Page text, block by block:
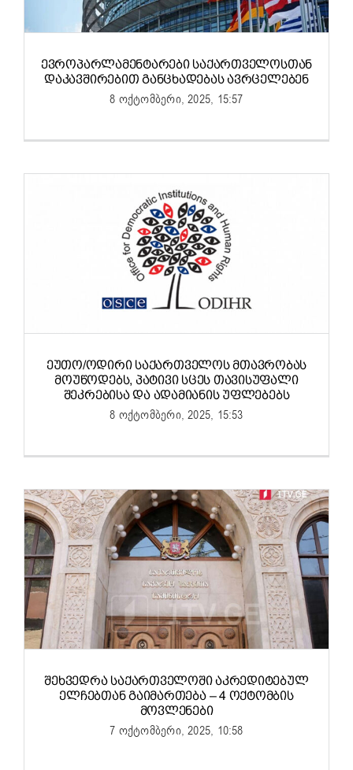
ᲔᲕᲠᲝᲞᲐᲠᲚᲐᲛᲔᲜᲢᲐᲠᲔᲑᲘ ᲡᲐᲥᲐᲠᲗᲕᲔᲚᲝᲡᲗᲐᲜ
ᲓᲐᲙᲐᲕᲨᲘᲠᲔᲑᲘᲗ ᲒᲐᲜᲪᲮᲐᲓᲔᲑᲐᲡ ᲐᲕᲠᲪᲔᲚᲔᲑᲔᲜ
8 ოქტომბერი, 2025, 15:57
ᲔᲣᲗᲝ/ᲝᲓᲘᲠᲘ ᲡᲐᲥᲐᲠᲗᲕᲔᲚᲝᲡ ᲛᲗᲐᲕᲠᲝᲑᲐᲡ
ᲛᲝᲣᲬᲝᲓᲔᲑᲡ, ᲞᲐᲢᲘᲕᲘ ᲡᲪᲔᲡ ᲗᲐᲕᲘᲡᲣᲤᲐᲚᲘ
ᲨᲔᲙᲠᲔᲑᲘᲡᲐ ᲓᲐ ᲐᲓᲐᲛᲘᲐᲜᲘᲡ ᲣᲤᲚᲔᲑᲔᲑᲡ
8 ოქტომბერი, 2025, 15:53
ᲨᲔᲮᲕᲔᲓᲠᲐ ᲡᲐᲥᲐᲠᲗᲕᲔᲚᲝᲨᲘ ᲐᲙᲠᲔᲓᲘᲢᲔᲑᲣᲚ
ᲔᲚᲩᲔᲑᲗᲐᲜ ᲒᲐᲘᲛᲐᲠᲗᲔᲑᲐ – 4 ᲝᲥᲢᲝᲛᲑᲘᲡ
ᲛᲝᲕᲚᲔᲜᲔᲑᲘ
7 ოქტომბერი, 2025, 10:58